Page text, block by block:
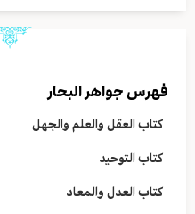
فهرس جواهر البحار
كتاب العقل والعلم والجهل
كتاب التوحيد
كتاب العدل والمعاد